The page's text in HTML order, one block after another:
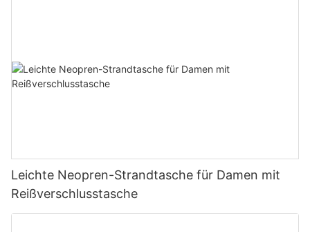
Leichte Neopren-Strandtasche für Damen mit
Reißverschlusstasche